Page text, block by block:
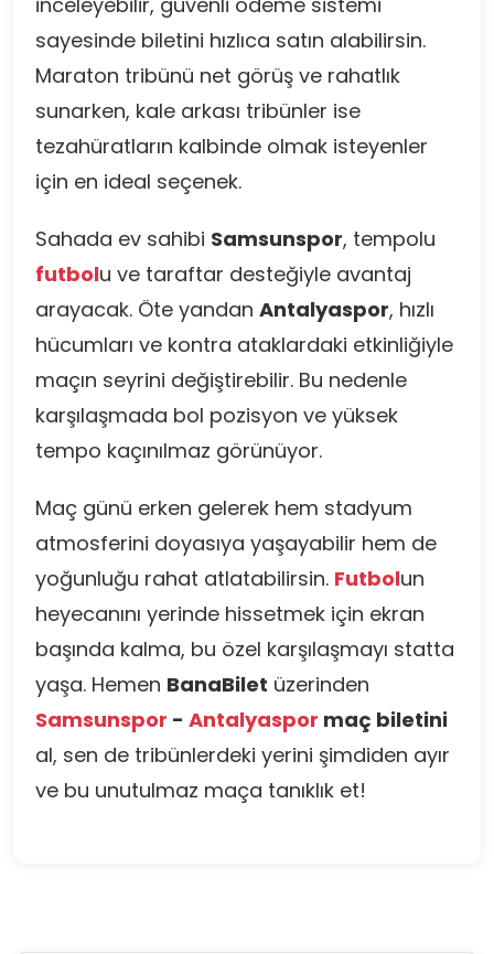
sayesinde biletini hızlıca satın alabilirsin.
Maraton tribünü net görüş ve rahatlık
sunarken, kale arkası tribünler ise
tezahüratların kalbinde olmak isteyenler
için en ideal seçenek.
Sahada ev sahibi Samsunspor, tempolu
futbolu ve taraftar desteğiyle avantaj
arayacak. Öte yandan Antalyaspor, hızlı
hücumları ve kontra ataklardaki etkinliğiyle
maçın seyrini değiştirebilir. Bu nedenle
karşılaşmada bol pozisyon ve yüksek
tempo kaçınılmaz görünüyor.
Maç günü erken gelerek hem stadyum
atmosferini doyasıya yaşayabilir hem de
yoğunluğu rahat atlatabilirsin. Futbolun
heyecanını yerinde hissetmek için ekran
başında kalma, bu özel karşılaşmayı statta
yaşa. Hemen BanaBilet üzerinden
Samsunspor - Antalyaspor maç biletini
al, sen de tribünlerdeki yerini şimdiden ayır
ve bu unutulmaz maça tanıklık et!